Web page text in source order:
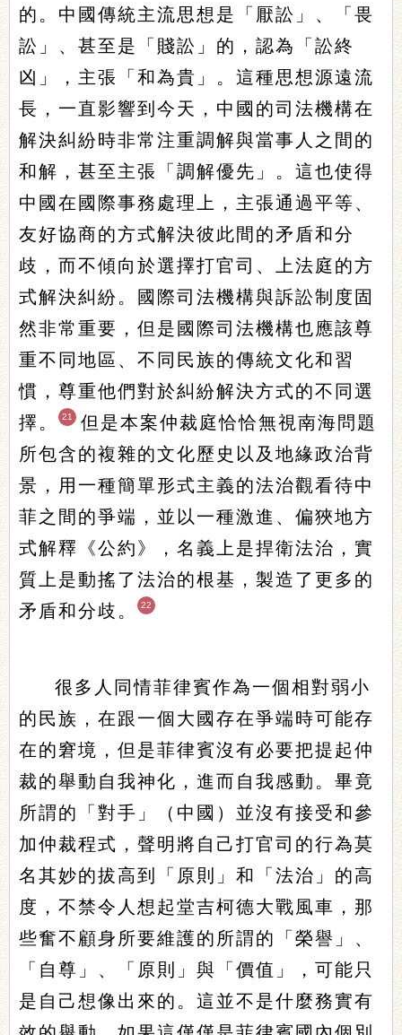
的。中國傳統主流思想是「厭訟」、「畏
訟」、甚至是「賤訟」的，認為「訟終
凶」，主張「和為貴」。這種思想源遠流
長，一直影響到今天，中國的司法機構在
解決糾紛時非常注重調解與當事人之間的
和解，甚至主張「調解優先」。這也使得
中國在國際事務處理上，主張通過平等、
友好協商的方式解決彼此間的矛盾和分
歧，而不傾向於選擇打官司、上法庭的方
式解決糾紛。國際司法機構與訴訟制度固
然非常重要，但是國際司法機構也應該尊
重不同地區、不同民族的傳統文化和習
慣，尊重他們對於糾紛解決方式的不同選
擇。
21
但是本案仲裁庭恰恰無視南海問題
所包含的複雜的文化歷史以及地緣政治背
景，用一種簡單形式主義的法治觀看待中
菲之間的爭端，並以一種激進、偏狹地方
式解釋《公約》，名義上是捍衛法治，實
質上是動搖了法治的根基，製造了更多的
矛盾和分歧。
22
很多人同情菲律賓作為一個相對弱小
的民族，在跟一個大國存在爭端時可能存
在的窘境，但是菲律賓沒有必要把提起仲
裁的舉動自我神化，進而自我感動。畢竟
所謂的「對手」（中國）並沒有接受和參
加仲裁程式，聲明將自己打官司的行為莫
名其妙的拔高到「原則」和「法治」的高
度，不禁令人想起堂吉柯德大戰風車，那
些奮不顧身所要維護的所謂的「榮譽」、
「自尊」、「原則」與「價值」，可能只
是自己想像出來的。這並不是什麼務實有